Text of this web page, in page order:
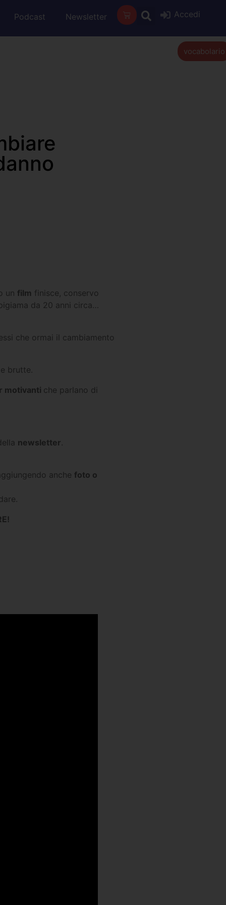
Podcast Newsletter Accedi
vocabolario
un film finisce, conservo
da 20 anni circa…
che ormai il cambiamento
brutte.
motivanti che parlano di
newsletter.
anche foto o